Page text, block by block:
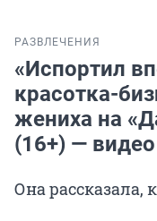
РАЗВЛЕЧЕНИЯ
«Испортил
красотка-
жениха на
(16+) — видео
Она рассказала,